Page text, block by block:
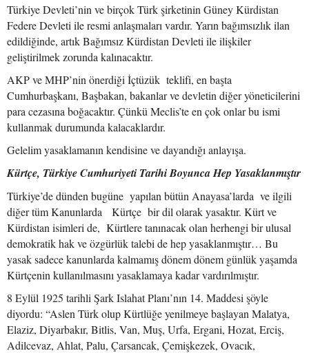
Türkiye Devleti’nin ve birçok Türk şirketinin Güney Kürdistan
Federe Devleti ile resmi anlaşmaları vardır. Yarın bağımsızlık ilan
edildiğinde, artık Bağımsız Kürdistan Devleti ile ilişkiler
geliştirilmek zorunda kalınacaktır.
AKP ve MHP’nin önerdiği İçtüzük teklifi, en başta
Cumhurbaşkanı, Başbakan, bakanlar ve devletin diğer yöneticilerini
para cezasına boğacaktır. Çünkü Meclis’te en çok onlar bu ismi
kullanmak durumunda kalacaklardır.
Gelelim yasaklamanın kendisine ve dayandığı anlayışa.
Kürtçe, Türkiye Cumhuriyeti Tarihi Boyunca Hep Yasaklanmıştır
Türkiye’de dünden bugüne yapılan bütün Anayasa’larda ve ilgili
diğer tüm Kanunlarda Kürtçe bir dil olarak yasaktır. Kürt ve
Kürdistan isimleri de, Kürtlere tanınacak olan herhengi bir ulusal
demokratik hak ve özgürlük talebi de hep yasaklanmıştır… Bu
yasak sadece kanunlarda kalmamış dönem dönem günlük yaşamda
Kürtçenin kullanılmasını yasaklamaya kadar vardırılmıştır.
8 Eylül 1925 tarihli Şark Islahat Planı’nın 14. Maddesi şöyle
diyordu: “Aslen Türk olup Kürtlüğe yenilmeye başlayan Malatya,
Elaziz, Diyarbakır, Bitlis, Van, Muş, Urfa, Ergani, Hozat, Erciş,
Adilcevaz, Ahlat, Palu, Çarsancak, Çemişkezek, Ovacık,